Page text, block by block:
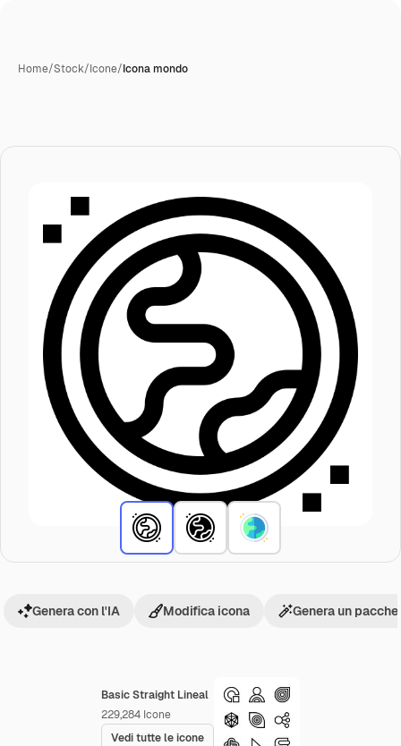
Home/Stock/Icone/Icona mondo
Basic Straight Lineal
229,284 Icone
Vedi tutte le icone
Genera con l'IA Modifica icona Genera un